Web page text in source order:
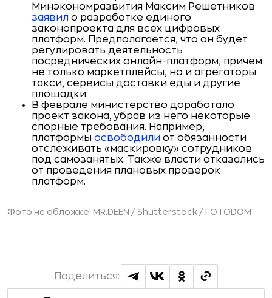
Минэкономразвития Максим Решетников
заявил о разработке единого
законопроекта для всех цифровых
платформ. Предполагается, что он будет
регулировать деятельность
посреднических онлайн-платформ, причем
не только маркетплейсы, но и агрегаторы
такси, сервисы доставки еды и другие
площадки.
В феврале министерство доработало
проект закона, убрав из него некоторые
спорные требования. Например,
платформы освободили от обязанности
отслеживать «маскировку» сотрудников
под самозанятых. Также власти отказались
от проведения плановых проверок
платформ.
Фото на обложке: MR.DEEN / Shutterstock / FOTODOM
Поделиться: